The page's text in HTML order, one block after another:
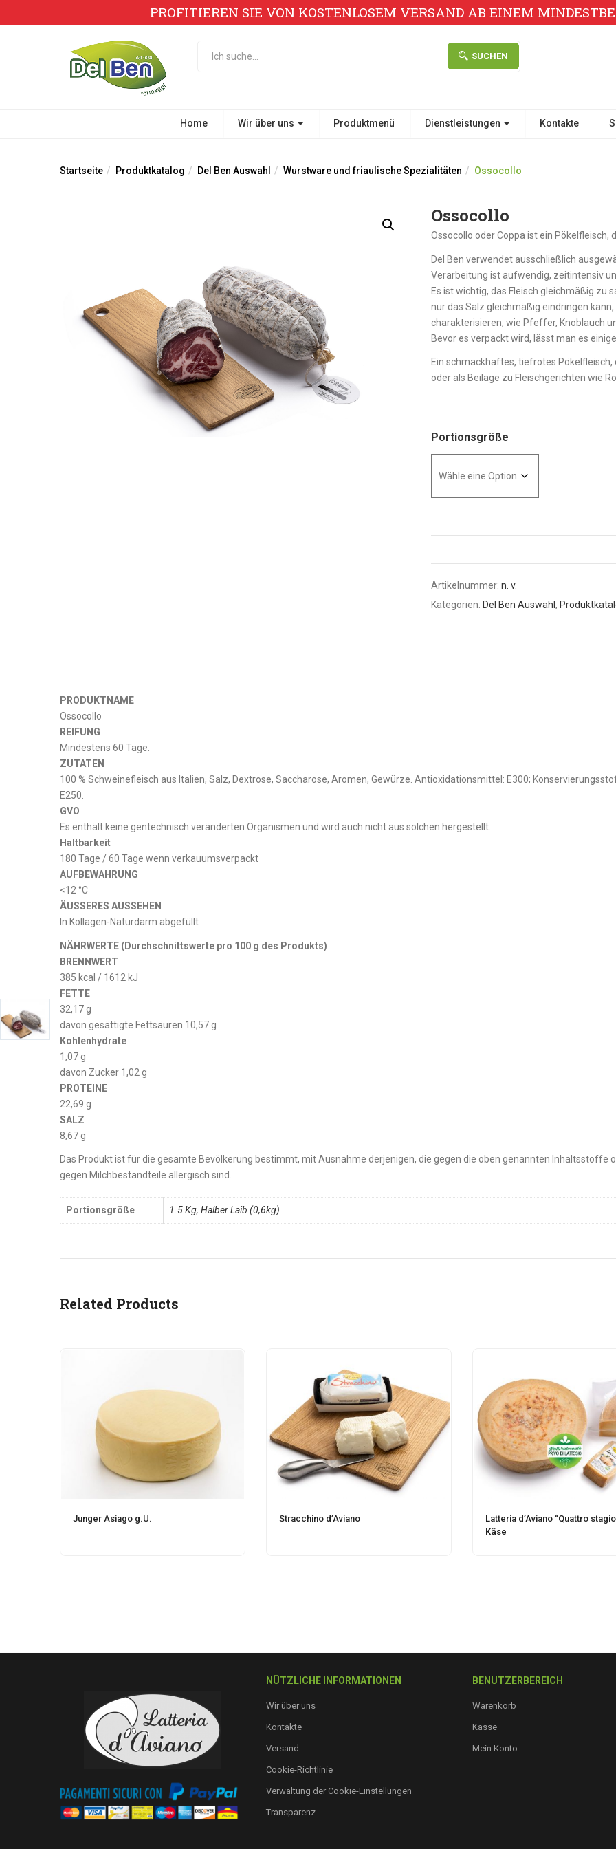
PROFITIEREN SIE VON KOSTENLOSEM VERSAND AB EINEM
SUCHEN
Home Wir über uns Produktmenü Dienstleistungen Kontakte
Startseite Produktkatalog Del Ben Auswahl Wurstware und friaulische Spezialitäten Ossocollo
Ossocollo
Ossocollo oder Coppa ist ein
Del Ben verwendet ausschließlich
Verarbeitung ist aufwendig, zeitintensiv
Es ist wichtig, das Fleisch gleichmäßig zu
nur das Salz gleichmäßig eindringen
charakterisieren, wie Pfeffer, Knoblauch
Bevor es verpackt wird, lässt man es
Ein schmackhaftes, tiefrotes
oder als Beilage zu Fleischgerichten wie
Portionsgröße
Artikelnummer: n. v.
Kategorien: Del Ben Auswahl ,
PRODUKTNAME
Ossocollo
REIFUNG
Mindestens 60 Tage.
ZUTATEN
100 % Schweinefleisch aus Italien, Salz, Dextrose, Saccharose, Aromen, Gewürze. Antioxidationsmittel: E300;
E250.
GVO
Es enthält keine gentechnisch veränderten Organismen und wird auch nicht aus solchen hergestellt.
Haltbarkeit
180 Tage / 60 Tage wenn verkauumsverpackt
AUFBEWAHRUNG
<12 °C
ÄUSSERES AUSSEHEN
In Kollagen-Naturdarm abgefüllt
NÄHRWERTE (Durchschnittswerte pro 100 g des Produkts)
BRENNWERT
385 kcal / 1612 kJ
FETTE
32,17 g
davon gesättigte Fettsäuren 10,57 g
Kohlenhydrate
1,07 g
davon Zucker 1,02 g
PROTEINE
22,69 g
SALZ
8,67 g
Das Produkt ist für die gesamte Bevölkerung bestimmt, mit Ausnahme derjenigen, die gegen die oben genannten Inhaltsstoffe
gegen Milchbestandteile allergisch sind.
Portionsgröße 1.5 Kg, Halber Laib (0,6kg)
Related Products
Junger Asiago g.U. Stracchino d’Aviano
Latteria d’Aviano “Quattro
Käse
NÜTZLICHE INFORMATIONEN
Wir über uns
Kontakte
Versand
Cookie-Richtlinie
Verwaltung der Cookie-Einstellungen
Transparenz
BENUTZERBEREICH
Warenkorb
Kasse
Mein Konto